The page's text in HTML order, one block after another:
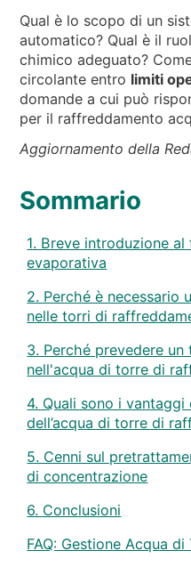
IT EN FR DE
Qual è lo scopo di un
automatico? Qual è il
chimico adeguato?
circolante entro limiti
domande a cui può
per il raffreddamento
Aggiornamento della
Sommario
1. Breve introduzione
evaporativa
2. Perché è necessario
nelle torri di
3. Perché prevedere
nell'acqua di torre di
4. Quali sono i
dell’acqua di torre di
5. Cenni sul
di concentrazione
6. Conclusioni
FAQ: Gestione Acqua di